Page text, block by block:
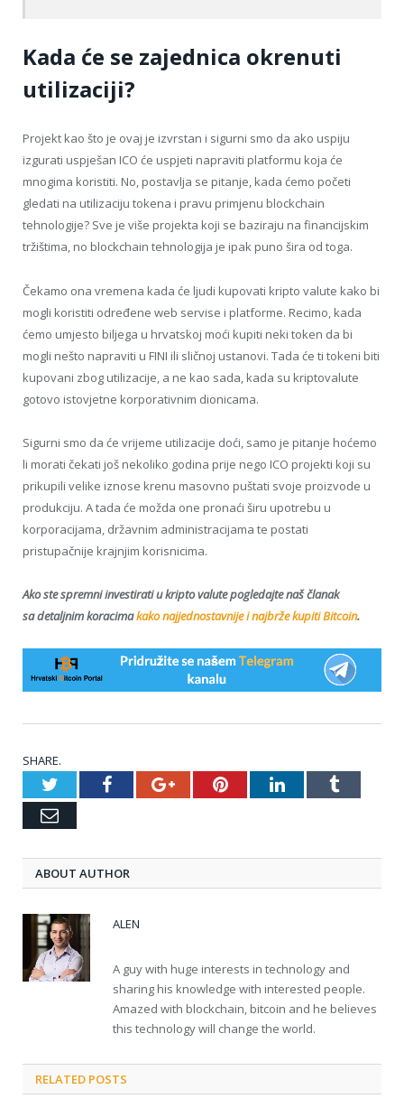
Kada će se zajednica okrenuti
utilizaciji?
Projekt kao što je ovaj je izvrstan i sigurni smo da ako uspiju
izgurati uspješan ICO će uspjeti napraviti platformu koja će
mnogima koristiti. No, postavlja se pitanje, kada ćemo početi
gledati na utilizaciju tokena i pravu primjenu blockchain
tehnologije? Sve je više projekta koji se baziraju na financijskim
tržištima, no blockchain tehnologija je ipak puno šira od toga.
Čekamo ona vremena kada će ljudi kupovati kripto valute kako bi
mogli koristiti određene web servise i platforme. Recimo, kada
ćemo umjesto biljega u hrvatskoj moći kupiti neki token da bi
mogli nešto napraviti u FINI ili sličnoj ustanovi. Tada će ti tokeni biti
kupovani zbog utilizacije, a ne kao sada, kada su kriptovalute
gotovo istovjetne korporativnim dionicama.
Sigurni smo da će vrijeme utilizacije doći, samo je pitanje hoćemo
li morati čekati još nekoliko godina prije nego ICO projekti koji su
prikupili velike iznose krenu masovno puštati svoje proizvode u
produkciju. A tada će možda one pronaći širu upotrebu u
korporacijama, državnim administracijama te postati
pristupačnije krajnjim korisnicima.
Ako ste spremni investirati u kripto valute pogledajte naš članak
sa detaljnim koracimakako najjednostavnije i najbrže kupiti Bitcoin.
SHARE.
TwitterFacebookGoogle+PinterestLinkedInTumblr
Email
ABOUT AUTHOR
ALEN
A guy with huge interests in technology and
sharing his knowledge with interested people.
Amazed with blockchain, bitcoin and he believes
this technology will change the world.
RELATED POSTS